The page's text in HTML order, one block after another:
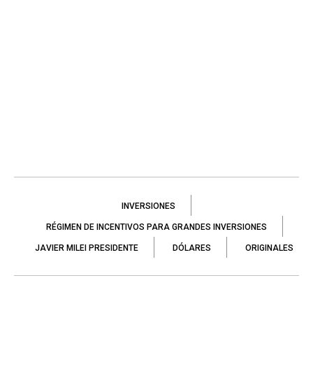
INVERSIONES
RÉGIMEN DE INCENTIVOS PARA GRANDES INVERSIONES
JAVIER MILEI PRESIDENTE DÓLARES ORIGINALES